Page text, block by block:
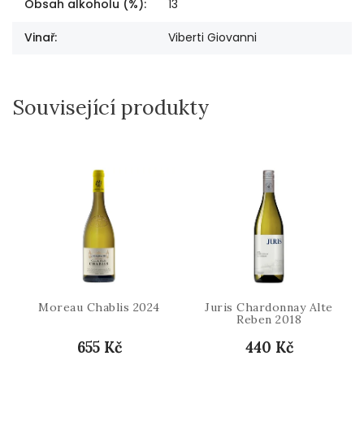
Obsah alkoholu (%): 13
Vinař: Viberti Giovanni
Související produkty
Moreau Chablis 2024
655 Kč
Juris Chardonnay Alte
Reben 2018
440 Kč